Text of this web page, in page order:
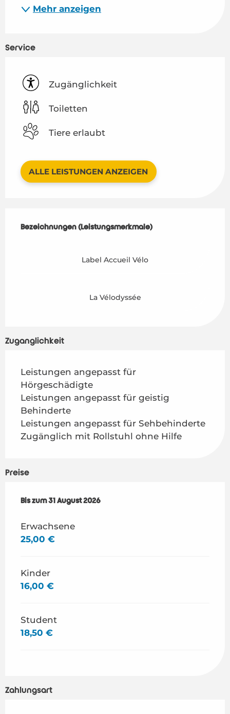
Mehr anzeigen
Service
Zugänglichkeit
Toiletten
Tiere erlaubt
ALLE LEISTUNGEN ANZEIGEN
Bezeichnungen (Leistungsmerkmale)
Bezeichnungen (Leistungsmerkmale)
Label Accueil Vélo
La Vélodyssée
Zugänglichkeit
Leistungen angepasst für
Hörgeschädigte
Leistungen angepasst für geistig
Behinderte
Leistungen angepasst für Sehbehinderte
Zugänglich mit Rollstuhl ohne Hilfe
Preise
ab4 Juli 2026bis zum31 August 2026
Bis zum31 August 2026
Erwachsene
25,00 €
Kinder
16,00 €
Student
18,50 €
Zahlungsart